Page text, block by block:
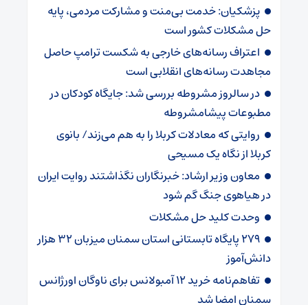
پزشکیان: خدمت بی‌منت و مشارکت مردمی، پایه
حل مشکلات کشور است
اعتراف رسانه‌های خارجی به شکست ترامپ حاصل
مجاهدت رسانه‌های انقلابی است
در سالروز مشروطه بررسی شد: جایگاه کودکان در
مطبوعات پیشامشروطه
روایتی که معادلات کربلا را به هم می‌زند/ بانوی
کربلا از نگاه یک مسیحی
معاون وزیر ارشاد: خبرنگاران نگذاشتند روایت ایران
در هیاهوی جنگ گم شود
وحدت کلید حل مشکلات
۲۷۹ پایگاه تابستانی استان سمنان میزبان ۳۲ هزار
دانش‌آموز
تفاهم‌نامه خرید ۱۲ آمبولانس برای ناوگان اورژانس
سمنان امضا شد